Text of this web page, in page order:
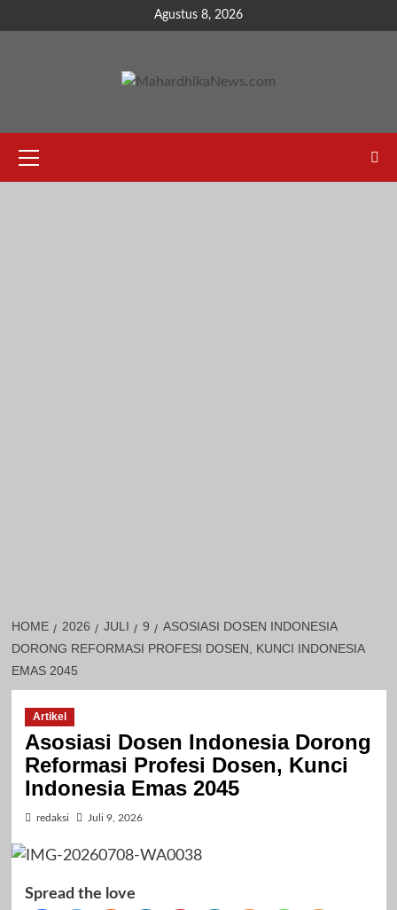
to
Agustus 8, 2026
Menu
HOME 2026 JULI 9
ASOSIASI DOSEN INDONESIA
DORONG REFORMASI PROFESI DOSEN, KUNCI INDONESIA
EMAS 2045
Artikel
Asosiasi Dosen Indonesia Dorong
Reformasi Profesi Dosen, Kunci
Indonesia Emas 2045
redaksi Juli 9, 2026
Spread the love